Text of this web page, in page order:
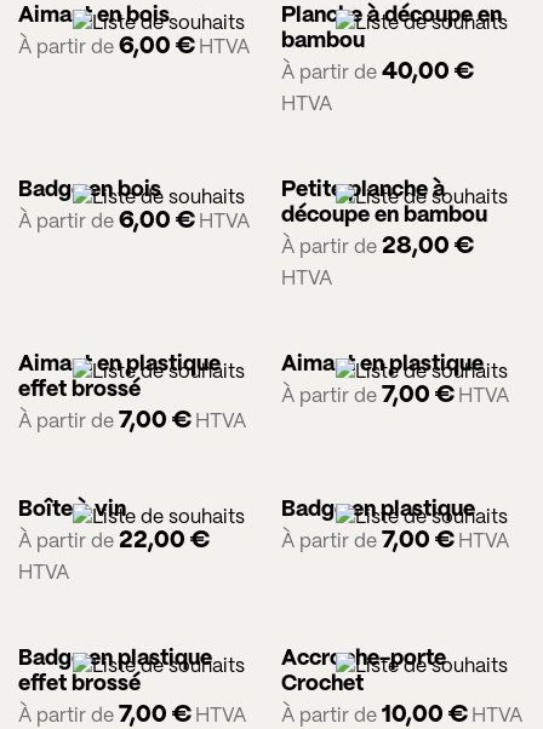
Aimant en bois
À partir de 6,00 € HTVA
Planche à découpe en
bambou
À partir de 40,00 €
HTVA
Badge en bois
À partir de 6,00 € HTVA
Petite planche à
découpe en bambou
À partir de 28,00 €
HTVA
Aimant en plastique
effet brossé
À partir de 7,00 € HTVA
Aimant en plastique
À partir de 7,00 € HTVA
Boîte à vin
À partir de 22,00 €
HTVA
Badge en plastique
À partir de 7,00 € HTVA
Badge en plastique
effet brossé
À partir de 7,00 € HTVA
Accroche-porte
Crochet
À partir de 10,00 € HTVA